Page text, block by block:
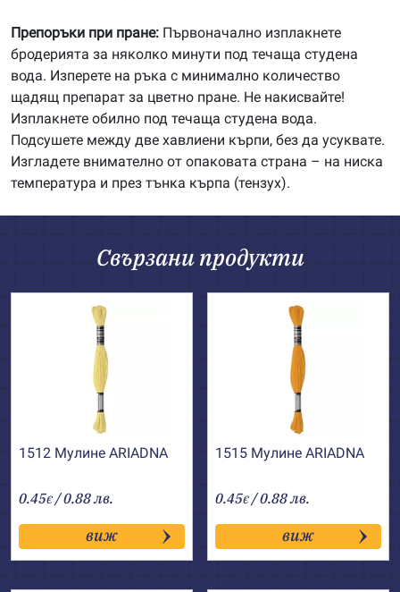
Препоръки при пране: Първоначално изплакнете
бродерията за няколко минути под течаща студена
вода. Изперете на ръка с минимално количество
щадящ препарат за цветно пране. Не накисвайте!
Изплакнете обилно под течаща студена вода.
Подсушете между две хавлиени кърпи, без да усуквате.
Изгладете внимателно от опаковата страна – на ниска
температура и през тънка кърпа (тензух).
Свързани продукти
1512 Мулине АRIADNA
0.45€ / 0.88 лв.
виж
1515 Мулине АRIADNA
0.45€ / 0.88 лв.
виж